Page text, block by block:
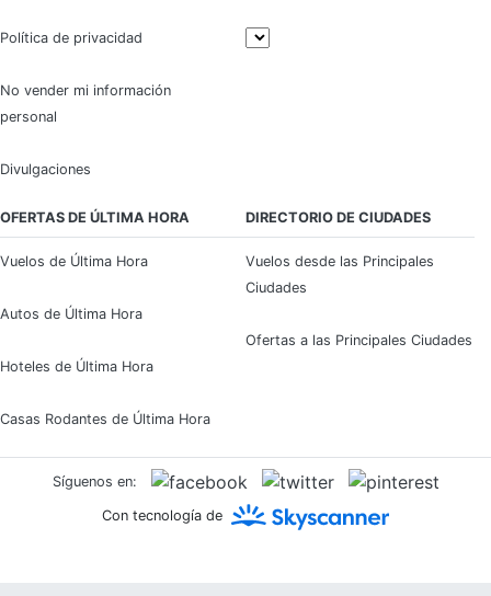
Política de privacidad
No vender mi información
personal
Divulgaciones
OFERTAS DE ÚLTIMA HORA
Vuelos de Última Hora
Autos de Última Hora
Hoteles de Última Hora
Casas Rodantes de Última Hora
DIRECTORIO DE CIUDADES
Vuelos desde las Principales
Ciudades
Ofertas a las Principales Ciudades
Síguenos en:
Con tecnología de